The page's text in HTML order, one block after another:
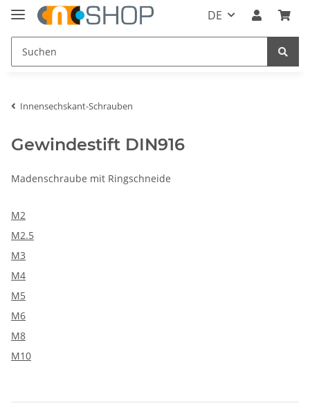
DE
Innensechskant-Schrauben
Gewindestift DIN916
Madenschraube mit Ringschneide
M2
M2.5
M3
M4
M5
M6
M8
M10